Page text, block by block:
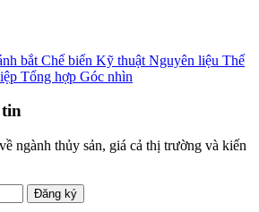
bắt Chế biến Kỹ thuật Nguyên liệu Thế
Tổng hợp Góc nhìn
ngành thủy sản, giá cả thị trường và kiến
Đăng ký